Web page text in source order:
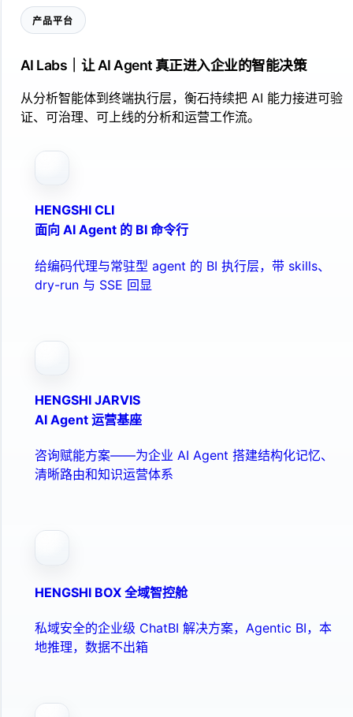
产品平台
AI Labs｜让 AI Agent 真正进入企业的智能决策
从分析智能体到终端执行层，衡石持续把 AI 能力接进可验
证、可治理、可上线的分析和运营工作流。
HENGSHI CLI
面向 AI Agent 的 BI 命令行
给编码代理与常驻型 agent 的 BI 执行层，带 skills、
dry-run 与 SSE 回显
HENGSHI JARVIS
AI Agent 运营基座
咨询赋能方案——为企业 AI Agent 搭建结构化记忆、
清晰路由和知识运营体系
HENGSHI BOX 全域智控舱
私域安全的企业级 ChatBI 解决方案，Agentic BI，本
地推理，数据不出箱